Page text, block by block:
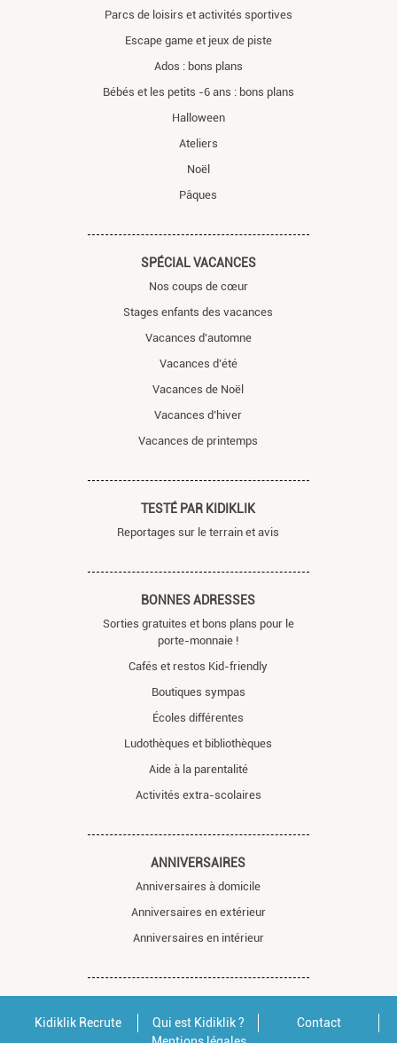
Parcs de loisirs et activités sportives
Escape game et jeux de piste
Ados : bons plans
Bébés et les petits -6 ans : bons plans
Halloween
Ateliers
Noël
Pâques
SPÉCIAL VACANCES
Nos coups de cœur
Stages enfants des vacances
Vacances d'automne
Vacances d’été
Vacances de Noël
Vacances d’hiver
Vacances de printemps
TESTÉ PAR KIDIKLIK
Reportages sur le terrain et avis
BONNES ADRESSES
Sorties gratuites et bons plans pour le
porte-monnaie !
Cafés et restos Kid-friendly
Boutiques sympas
Écoles différentes
Ludothèques et bibliothèques
Aide à la parentalité
Activités extra-scolaires
ANNIVERSAIRES
Anniversaires à domicile
Anniversaires en extérieur
Anniversaires en intérieur
Kidiklik Recrute Qui est Kidiklik ?
Contact